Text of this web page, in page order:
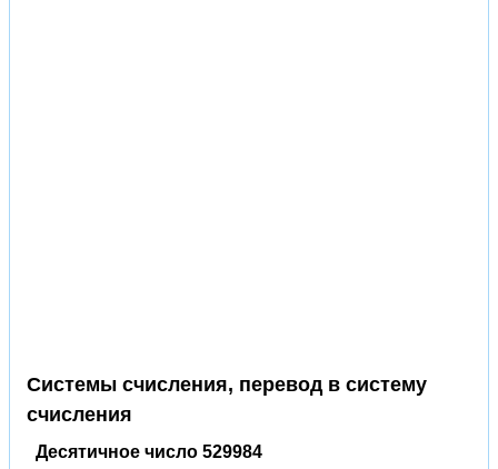
Системы счисления, перевод в систему
счисления
Десятичное число 529984